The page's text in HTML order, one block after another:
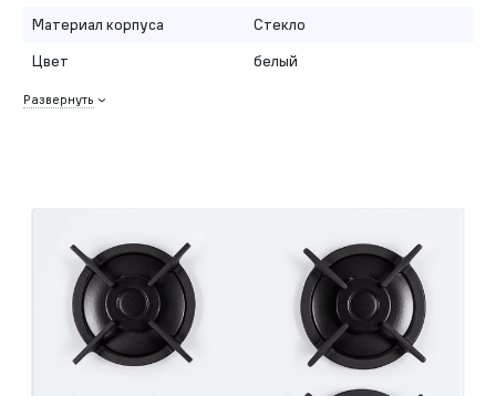
Материал корпуса
Стекло
Цвет
белый
Развернуть